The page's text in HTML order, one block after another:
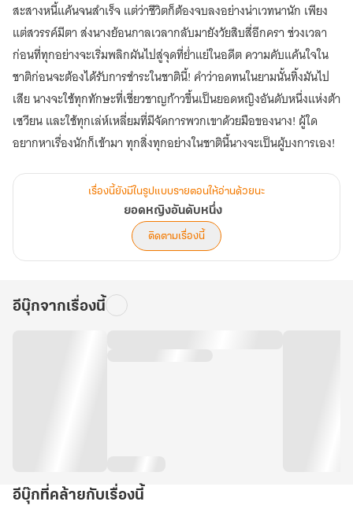
สะสางหนี้แค้นจนสำเร็จ แต่ว่าชีวิตก็ต้องจบลงอย่างน่าเวทนานัก เพียง
แต่สวรรค์มีตา ส่งนางย้อนกาลเวลากลับมายังวัยสิบสี่อีกครา ช่วงเวลา
ก่อนที่ทุกอย่างจะเริ่มพลิกผันไปสู่จุดที่ย่ำแย่ในอดีต ความคับแค้นใจใน
ชาติก่อนจะต้องได้รับการชำระในชาตินี้! คำว่าอดทนในยามนั้นทิ้งมันไป
เสีย นางจะใช้ทุกทักษะที่เชี่ยวชาญก้าวขึ้นเป็นยอดหญิงอันดับหนึ่งแห่งต้า
เซวียน และใช้ทุกเล่ห์เหลี่ยมที่มีจัดการพวกเขาด้วยมือของนาง! ผู้ใด
อยากหาเรื่องนักก็เข้ามา ทุกสิ่งทุกอย่างในชาตินี้นางจะเป็นผู้บงการเอง!
เรื่องนี้ยังมีในรูปแบบรายตอนให้อ่านด้วยนะ
ยอดหญิงอันดับหนึ่ง
ติดตามเรื่องนี้
อีบุ๊กจากเรื่องนี้
อีบุ๊กที่คล้ายกับเรื่องนี้